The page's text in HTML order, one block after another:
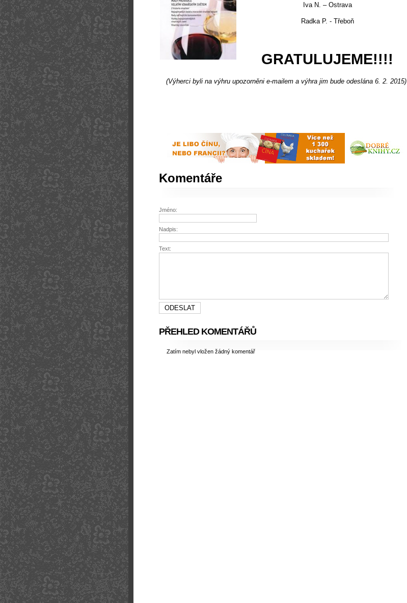
Iva N. – Ostrava
Radka P. - Třeboň
GRATULUJEME!!!!
(Výherci byli na výhru upozorněni e-mailem a výhra jim bude odeslána 6. 2. 2015)
Komentáře
Jméno:
Nadpis:
Text:
PŘEHLED KOMENTÁŘŮ
Zatím nebyl vložen žádný komentář